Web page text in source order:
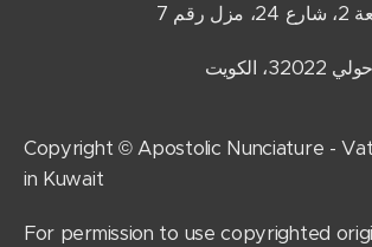
7
Copyright © Apostolic Nunciature -
in Kuwait
For permission to use copyrighted